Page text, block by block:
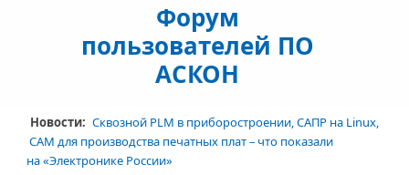
Форум
пользователей ПО
АСКОН
Новости: Сквозной PLM в приборостроении, САПР на Linux,
CAM для производства печатных плат – что показали
на «Электронике России»